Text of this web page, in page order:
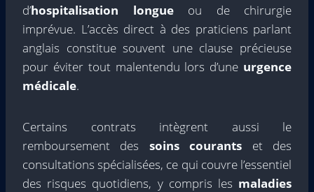
d’hospitalisation longueou de chirurgie
imprévue. L’accès direct à des praticiens parlant
anglais constitue souvent une clause précieuse
pour éviter tout malentendu lors d’une urgence
médicale.
Certains contrats intègrent aussi le
remboursement des soins courants et des
consultations spécialisées, ce qui couvre l’essentiel
des risques quotidiens, y compris les maladies